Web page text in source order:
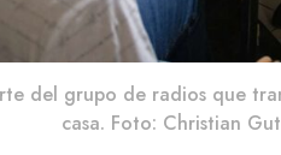
del grupo de radios que
casa. Foto: Christian